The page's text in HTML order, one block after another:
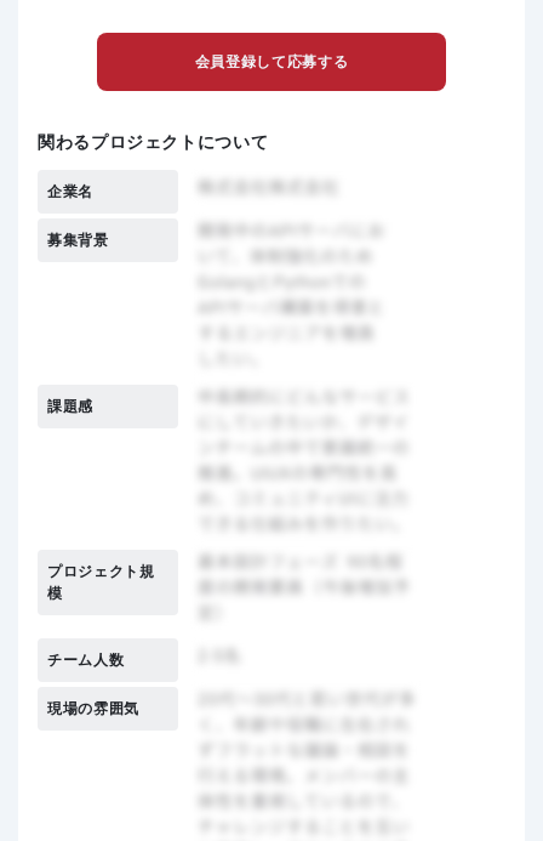
会員登録して応募する
関わるプロジェクトについて
企業名
募集背景
課題感
プロジェクト規
模
チーム人数
現場の雰囲気